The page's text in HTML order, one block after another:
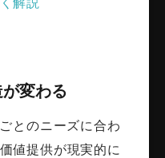
解説
変わる
とのニーズに合わ
値提供が現実的に